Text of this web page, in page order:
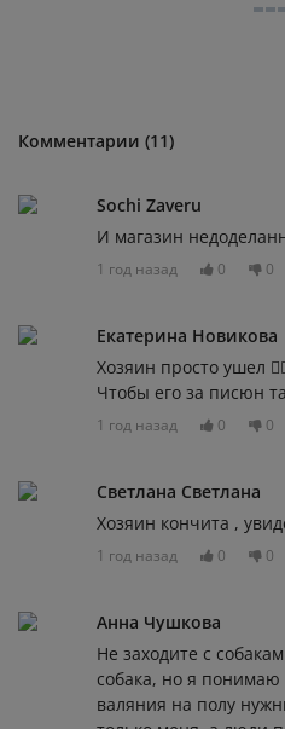
Комментарии (11)
Sochi Zaveru
И магазин
1 год назад 0 0
Екатерина Новикова
Хозяин просто ушел
Чтобы его за писюн
1 год назад 0 0
Светлана Светлана
Хозяин кончита ,
1 год назад 0 0
Анна Чушкова
Не заходите с
собака, но я
валяния на полу